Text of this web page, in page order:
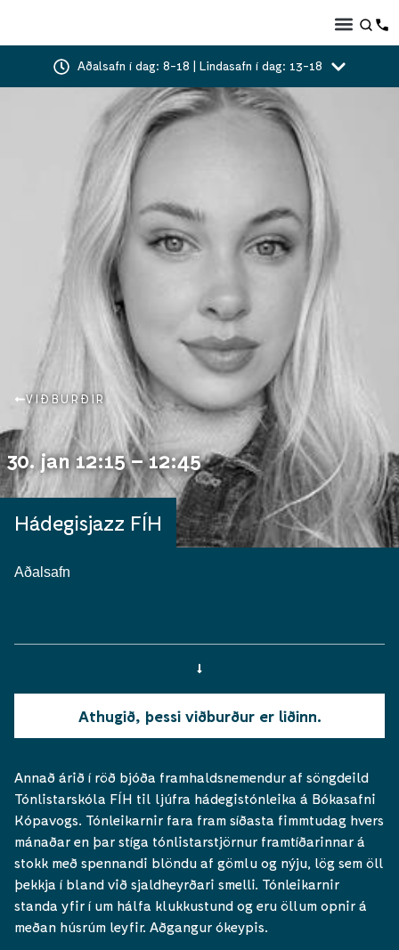
Aðalsafn í dag: 8-18 | Lindasafn í dag: 13-18
VIÐBURÐIR
30. jan 12:15 – 12:45
Hádegisjazz FÍH
Aðalsafn
Athugið, þessi viðburður er liðinn.
Annað árið í röð bjóða framhaldsnemendur af söngdeild
Tónlistarskóla FÍH til ljúfra hádegistónleika á Bókasafni
Kópavogs. Tónleikarnir fara fram síðasta fimmtudag hvers
mánaðar en þar stíga tónlistarstjörnur framtíðarinnar á
stokk með spennandi blöndu af gömlu og nýju, lög sem öll
þekkja í bland við sjaldheyrðari smelli. Tónleikarnir
standa yfir í um hálfa klukkustund og eru öllum opnir á
meðan húsrúm leyfir. Aðgangur ókeypis.